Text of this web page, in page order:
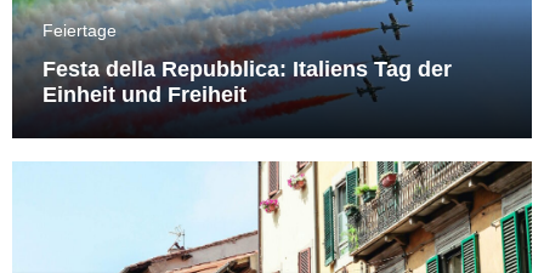
Feiertage
Festa della Repubblica: Italiens Tag der
Einheit und Freiheit